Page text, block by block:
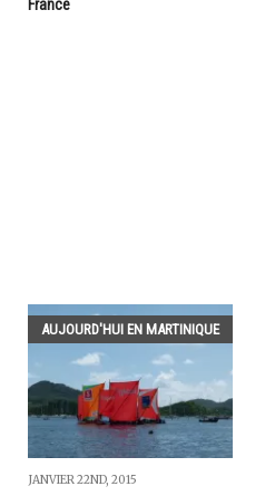
France
AUJOURD'HUI EN MARTINIQUE
JANVIER 22ND, 2015